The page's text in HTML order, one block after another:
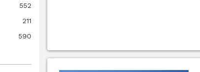
552
211
590